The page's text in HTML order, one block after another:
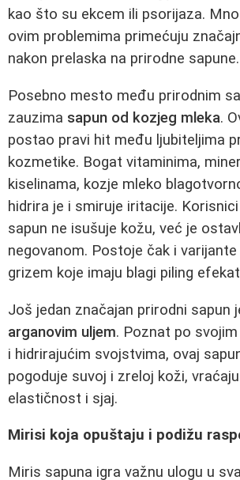
kao što su ekcem ili psorijaza.
ovim problemima primećuju
nakon prelaska na prirodne sapune.
Posebno mesto među prirodnim
zauzima sapun od kozjeg mleka.
postao pravi hit među ljubiteljima
kozmetike. Bogat vitaminima,
kiselinama, kozje mleko
hidrira je i smiruje iritacije.
sapun ne isušuje kožu, već je
negovanom. Postoje čak i
grizem koje imaju blagi piling
Još jedan značajan prirodni sapun
arganovim uljem. Poznat po
i hidrirajućim svojstvima, ovaj
pogoduje suvoj i zreloj koži,
elastičnost i sjaj.
Mirisi koja opuštaju i podižu
Miris sapuna igra važnu ulogu u